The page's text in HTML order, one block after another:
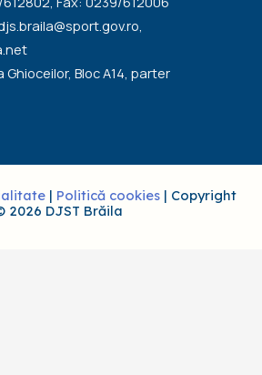
Bloc A14, parter
| Politică cookies | Copyright
2026 DJST Brăila